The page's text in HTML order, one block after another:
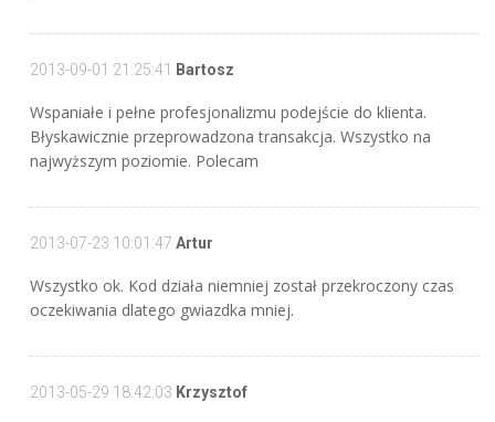
2013-09-01 21:25:41 Bartosz
Wspaniałe i pełne profesjonalizmu podejście do klienta.
Błyskawicznie przeprowadzona transakcja. Wszystko na
najwyższym poziomie. Polecam
2013-07-23 10:01:47 Artur
Wszystko ok. Kod działa niemniej został przekroczony czas
oczekiwania dlatego gwiazdka mniej.
2013-05-29 18:42:03 Krzysztof